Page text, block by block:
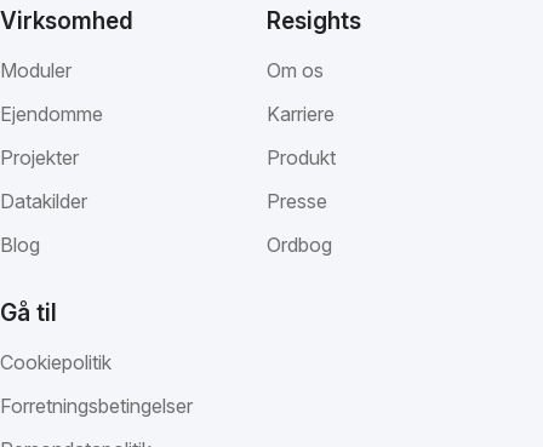
Virksomhed
Moduler
Ejendomme
Projekter
Datakilder
Blog
Resights
Om os
Karriere
Produkt
Presse
Ordbog
Gå til
Cookiepolitik
Forretningsbetingelser